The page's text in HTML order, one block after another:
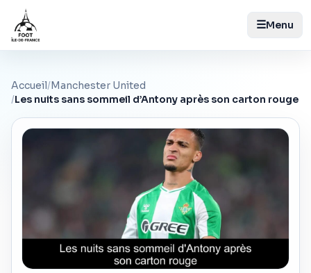
☰Menu
Accueil/Manchester United
/Les nuits sans sommeil d’Antony après son carton rouge